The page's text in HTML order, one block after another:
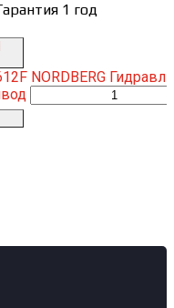
1 год
NORDBERG